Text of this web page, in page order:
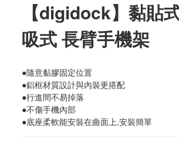
【digidock】黏貼
吸式 長臂手機架
●隨意黏膠固定位置
●鋁框材質設計與內裝更搭配
●行進間不易掉落
●不傷手機內部
●底座柔軟能安裝在曲面上,安裝簡單